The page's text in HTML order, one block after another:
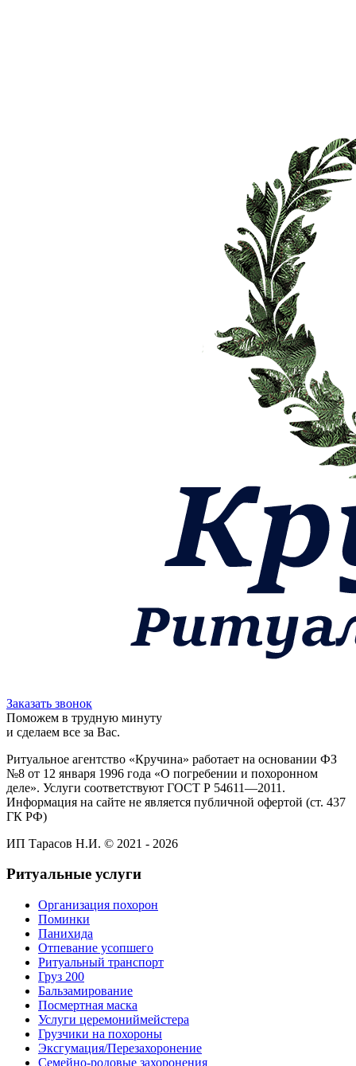
Заказать звонок
Поможем в трудную минуту
и сделаем все за Вас.
Ритуальное агентство «Кручина» работает на основании ФЗ
№8 от 12 января 1996 года «О погребении и похоронном
деле». Услуги соответствуют ГОСТ Р 54611—2011.
Информация на сайте не является публичной офертой (ст. 437
ГК РФ)
ИП Тарасов Н.И. © 2021 - 2026
Ритуальные услуги
Организация похорон
Поминки
Панихида
Отпевание усопшего
Ритуальный транспорт
Груз 200
Бальзамирование
Посмертная маска
Услуги церемониймейстера
Грузчики на похороны
Эксгумация/Перезахоронение
Семейно-родовые захоронения